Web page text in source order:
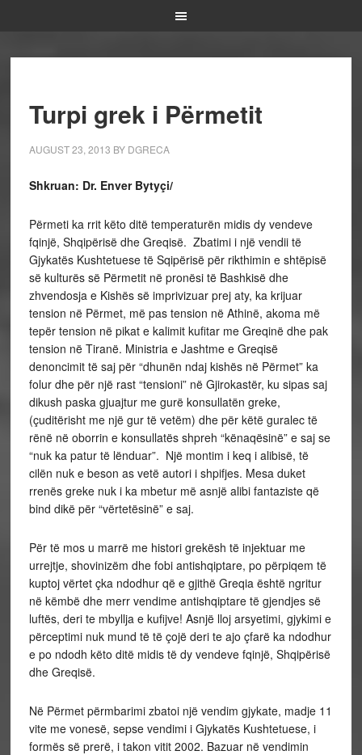
Turpi grek i Përmetit
AUGUST 23, 2013 BY DGRECA
Shkruan: Dr. Enver Bytyçi/
Përmeti ka rrit këto ditë temperaturën midis dy vendeve
fqinjë, Shqipërisë dhe Greqisë. Zbatimi i një vendii të
Gjykatës Kushtetuese të Sqipërisë për rikthimin e shtëpisë
së kulturës së Përmetit në pronësi të Bashkisë dhe
zhvendosja e Kishës së imprivizuar prej aty, ka krijuar
tension në Përmet, më pas tension në Athinë, akoma më
tepër tension në pikat e kalimit kufitar me Greqinë dhe pak
tension në Tiranë. Ministria e Jashtme e Greqisë
denoncimit të saj për “dhunën ndaj kishës në Përmet” ka
folur dhe për një rast “tensioni” në Gjirokastër, ku sipas saj
dikush paska gjuajtur me gurë konsullatën greke,
(çuditërisht me një gur të vetëm) dhe për këtë guralec të
rënë në oborrin e konsullatës shpreh “kënaqësinë” e saj se
“nuk ka patur të lënduar”. Një montim i keq i alibisë, të
cilën nuk e beson as vetë autori i shpifjes. Mesa duket
rrenës greke nuk i ka mbetur më asnjë alibi fantaziste që
bind dikë për “vërtetësinë” e saj.
Për të mos u marrë me histori grekësh të injektuar me
urrejtje, shovinizëm dhe fobi antishqiptare, po përpiqem të
kuptoj vërtet çka ndodhur që e gjithë Greqia është ngritur
në këmbë dhe merr vendime antishqiptare të gjendjes së
luftës, deri te mbyllja e kufijve! Asnjë lloj arsyetimi, gjykimi e
përceptimi nuk mund të të çojë deri te ajo çfarë ka ndodhur
e po ndodh këto ditë midis të dy vendeve fqinjë, Shqipërisë
dhe Greqisë.
Në Përmet përmbarimi zbatoi një vendim gjykate, madje 11
vite me vonesë, sepse vendimi i Gjykatës Kushtetuese, i
formës së prerë, i takon vitit 2002. Bazuar në vendimin